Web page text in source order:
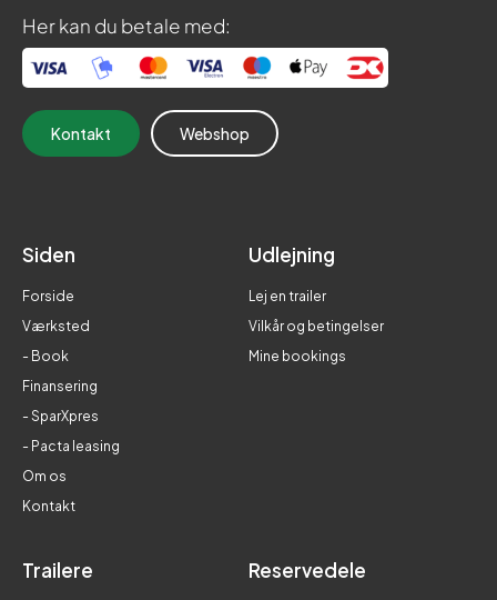
Her kan du betale med:
Kontakt Webshop
Siden
Forside
Værksted
- Book
Finansering
- SparXpres
- Pacta leasing
Om os
Kontakt
Udlejning
Lej en trailer
Vilkår og betingelser
Mine bookings
Trailere Reservedele